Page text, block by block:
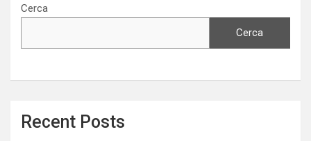
Cerca
Cerca
Recent Posts